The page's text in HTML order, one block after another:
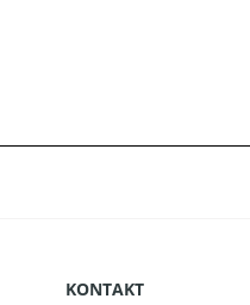
KONTAKT